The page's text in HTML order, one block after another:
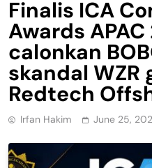
Finalis ICA
Awards APAC
calonkan
skandal WZR
Redtech
Irfan Hakim June 25,